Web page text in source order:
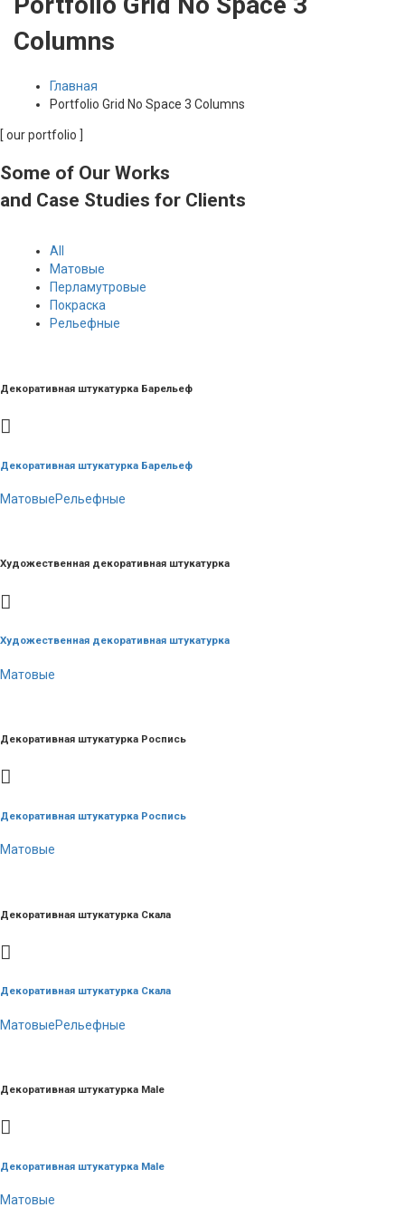
Columns
Главная
Portfolio Grid No Space 3 Columns
[ our portfolio ]
Some of Our Works
and Case Studies for Clients
All
Матовые
Перламутровые
Покраска
Рельефные
Декоративная штукатурка Барельеф
Декоративная штукатурка Барельеф
МатовыеРельефные
Художественная декоративная штукатурка
Художественная декоративная штукатурка
Матовые
Декоративная штукатурка Роспись
Декоративная штукатурка Роспись
Матовые
Декоративная штукатурка Скала
Декоративная штукатурка Скала
МатовыеРельефные
Декоративная штукатурка Male
Декоративная штукатурка Male
Матовые